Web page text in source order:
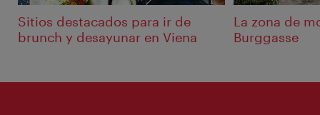
Sitios destacados para ir de
brunch y desayunar en Viena
La zona de
Burggasse